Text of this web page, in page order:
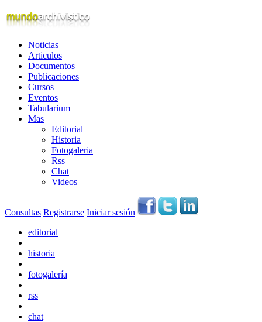
Noticias
Articulos
Documentos
Publicaciones
Cursos
Eventos
Tabularium
Mas
Editorial
Historia
Fotogaleria
Rss
Chat
Videos
Consultas Registrarse Iniciar sesión
editorial
historia
fotogalería
rss
chat